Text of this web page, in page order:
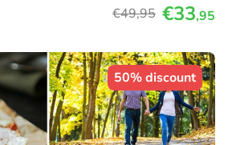
€49,95 €33,95
50% discount